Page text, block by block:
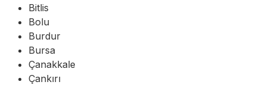
Bitlis
Bolu
Burdur
Bursa
Çanakkale
Çankırı